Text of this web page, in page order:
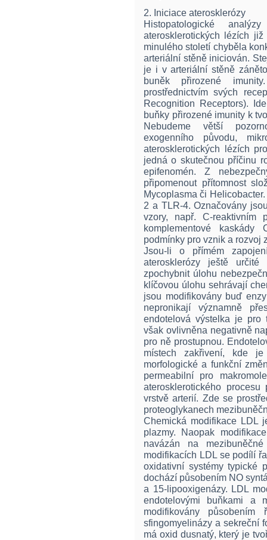
2. Iniciace aterosklerózy
Histopatologické
aterosklerotických lézích
minulého století chyběla
arteriální stěně iniciován.
je i v arteriální stěně
buněk přirozené
prostřednictvím svých
Recognition Receptors).
buňky přirozené imunity k
Nebudeme větší
exogenního původu,
aterosklerotických lézích
jedná o skutečnou příčinu
epifenomén. Z
připomenout přítomnost
Mycoplasma či
2 a TLR-4. Označovány
vzory, např. C-reaktivním
komplementové
podmínky pro vznik a rozvoj
Jsou-li o přímém
aterosklerózy ještě
zpochybnit úlohu
klíčovou úlohu sehrávají
jsou modifikovány buď
nepronikají významně
endotelová výstelka je pro
však ovlivněna negativně
pro ně prostupnou.
místech zakřivení, kde
morfologické a funkční
permeabilní pro
aterosklerotického
vrstvě arterií. Zde se
proteoglykanech
Chemická modifikace LDL
plazmy. Naopak
navázán na
modifikacích LDL se podílí
oxidativní systémy typické
dochází působením NO
a 15-lipooxigenázy. LDL
endotelovými buňkami a
modifikovány působením
sfingomyelinázy a sekreční
má oxid dusnatý, který je